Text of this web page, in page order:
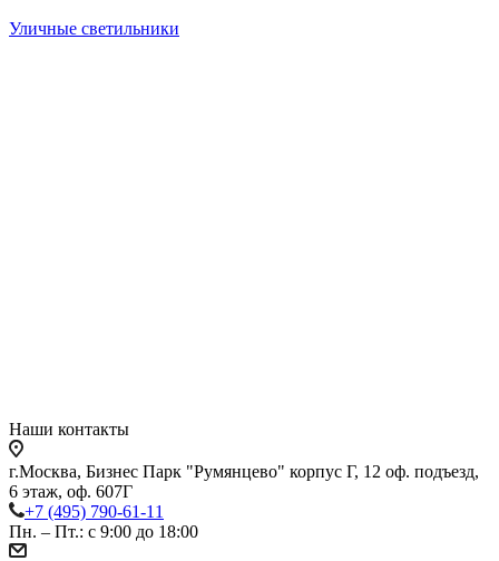
Уличные светильники
Наши контакты
г.Москва, Бизнес Парк "Румянцево" корпус Г, 12 оф. подъезд,
6 этаж, оф. 607Г
+7 (495) 790-61-11
Пн. – Пт.: с 9:00 до 18:00